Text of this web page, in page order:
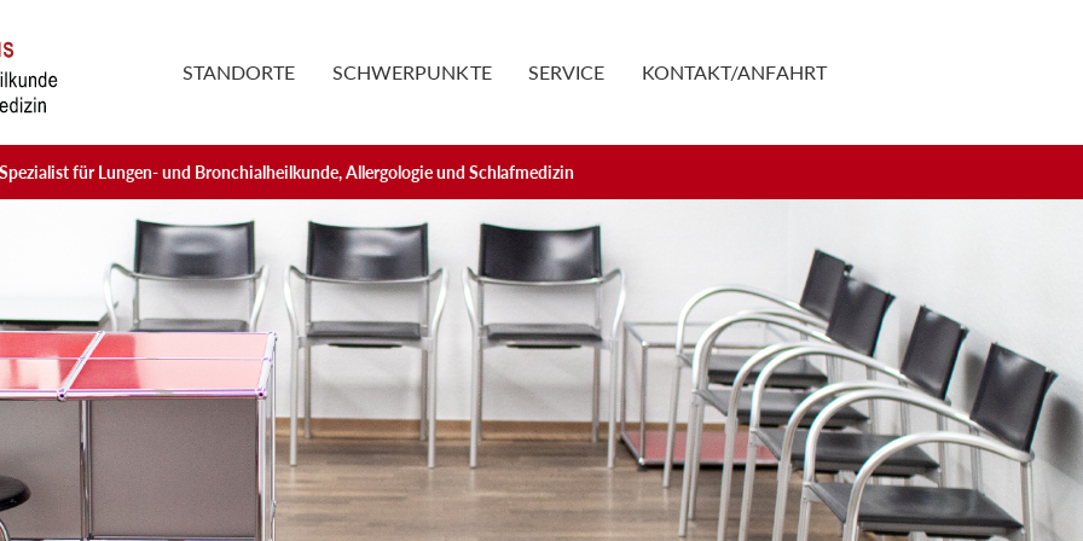
STANDORTE SCHWERPUNKTE SERVICE KONTAKT/ANFAHRT
für Lungen- und Bronchialheilkunde, Allergologie und Schlafmedizin